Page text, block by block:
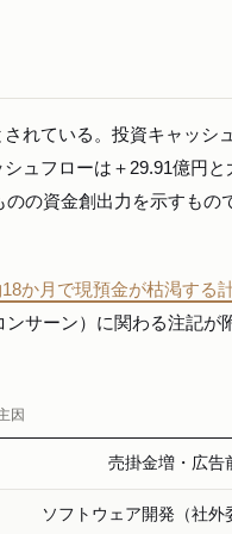
れている。投資キャッシ
ュフローは＋29.91億円と
の資金創出力を示すもの
か月で現預金が枯渇する
サーン）に関わる注記が
因
売掛金増・広告
ソフトウェア開発（社外